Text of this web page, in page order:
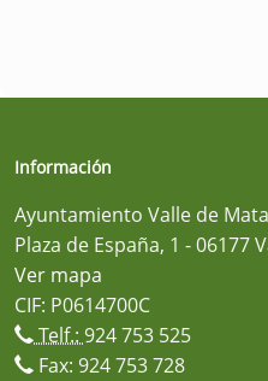
Información
Ayuntamiento Valle de
Plaza de España, 1 - 06177
Ver mapa
CIF: P0614700C
Telf.: 924 753 525
Fax: 924 753 728